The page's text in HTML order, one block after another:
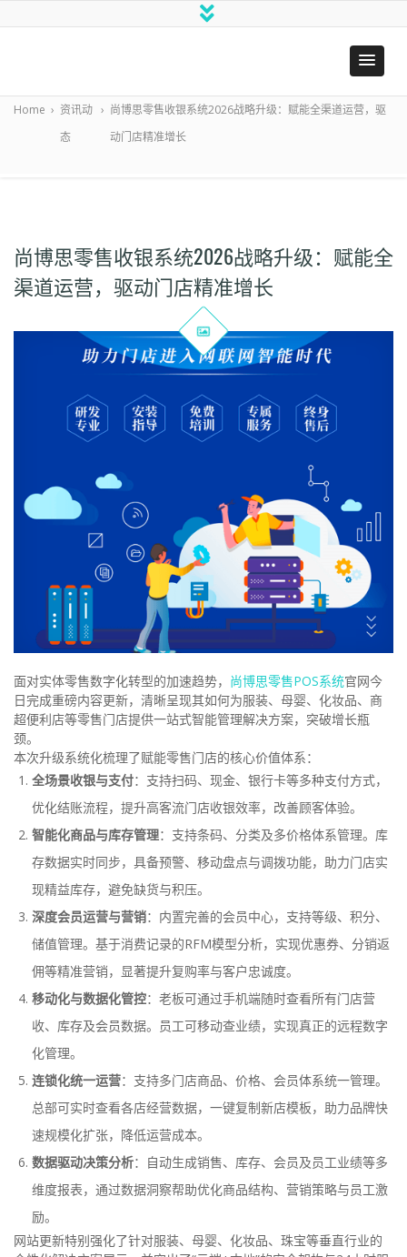
思
零
Home › 资讯动
态
› 尚博思零售收银系统2026战略升级：赋能全渠道运营，驱
动门店精准增长
尚博思零售收银系统2026战略升级：赋能全
渠道运营，驱动门店精准增长
面对实体零售数字化转型的加速趋势， 尚博思零售POS系统官网今
日完成重磅内容更新，清晰呈现其如何为服装、母婴、化妆品、商
超便利店等零售门店提供一站式智能管理解决方案，突破增长瓶
颈。
本次升级系统化梳理了赋能零售门店的核心价值体系：
全场景收银与支付：支持扫码、现金、银行卡等多种支付方式，
优化结账流程，提升高客流门店收银效率，改善顾客体验。
智能化商品与库存管理：支持条码、分类及多价格体系管理。库
存数据实时同步，具备预警、移动盘点与调拨功能，助力门店实
现精益库存，避免缺货与积压。
深度会员运营与营销：内置完善的会员中心，支持等级、积分、
储值管理。基于消费记录的RFM模型分析，实现优惠券、分销返
佣等精准营销，显著提升复购率与客户忠诚度。
移动化与数据化管控：老板可通过手机端随时查看所有门店营
收、库存及会员数据。员工可移动查业绩，实现真正的远程数字
化管理。
连锁化统一运营：支持多门店商品、价格、会员体系统一管理。
总部可实时查看各店经营数据，一键复制新店模板，助力品牌快
速规模化扩张，降低运营成本。
数据驱动决策分析：自动生成销售、库存、会员及员工业绩等多
维度报表，通过数据洞察帮助优化商品结构、营销策略与员工激
励。
网站更新特别强化了针对服装、母婴、化妆品、珠宝等垂直行业的